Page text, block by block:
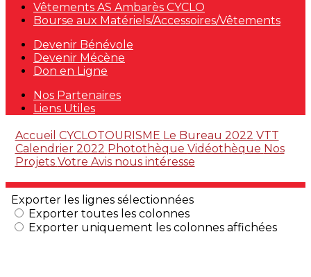
Vêtements AS Ambarès CYCLO
Bourse aux Matériels/Accessoires/Vêtements
Devenir Bénévole
Devenir Mécène
Don en Ligne
Nos Partenaires
Liens Utiles
Accueil CYCLOTOURISME Le Bureau 2022 VTT
Calendrier 2022 Photothèque Vidéothèque Nos
Projets Votre Avis nous intéresse